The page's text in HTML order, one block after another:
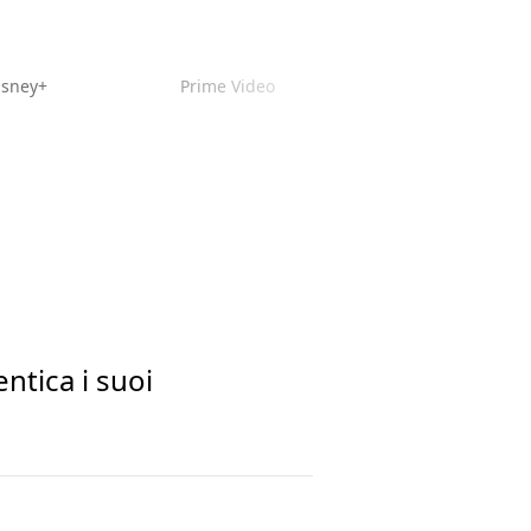
Prime Video
i suoi